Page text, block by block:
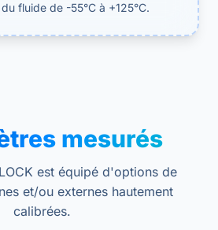
fluide de -55°C à +125°C.
mesurés
est équipé d'options de
et/ou externes hautement
calibrées.